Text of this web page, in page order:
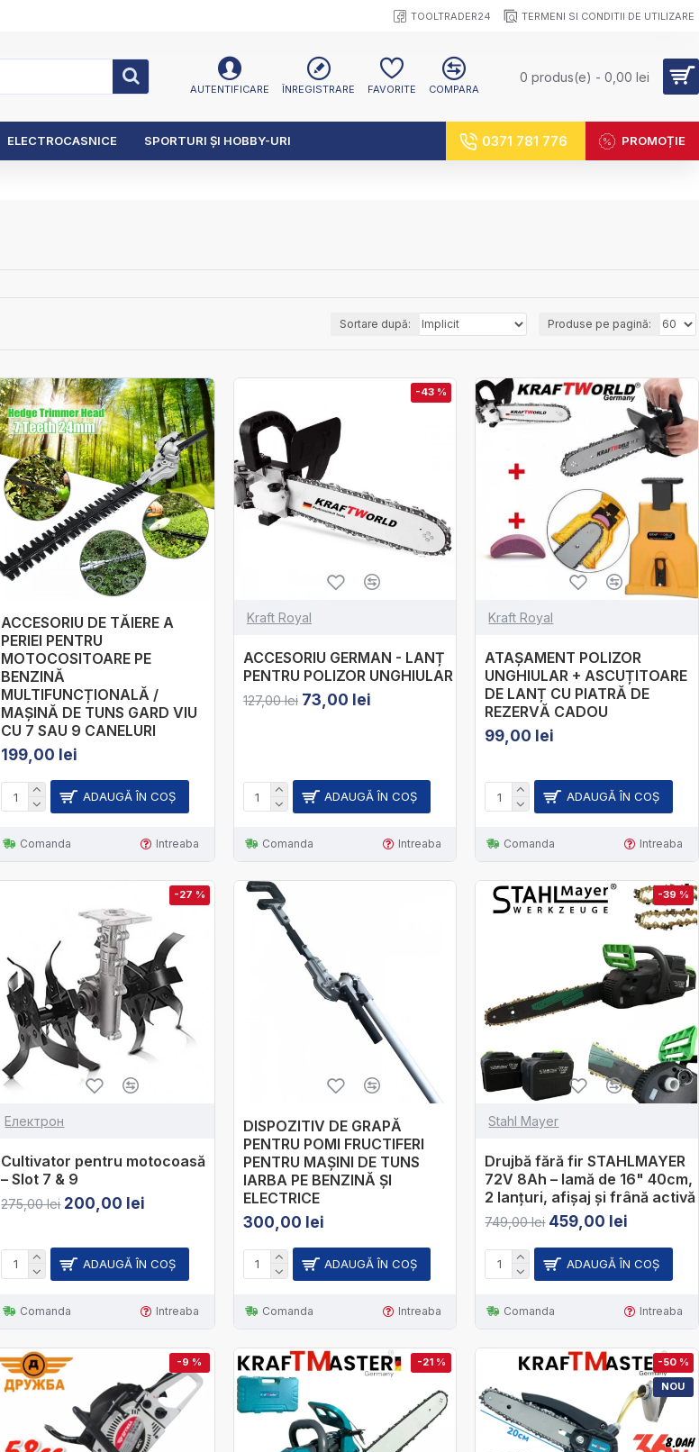
TOOLTRADER24 TERMENI SI CONDITII DE UTILIZARE
AUTENTIFICARE ÎNREGISTRARE FAVORITE COMPARA
0 produs(e) - 0,00 lei
ELECTROCASNICE SPORTURI ȘI HOBBY-URI 0371 781 776 PROMOȚIE
Sortare după: Produse pe pagină:
ACCESORIU DE TĂIERE A
PERIEI PENTRU
MOTOCOSITOARE PE
BENZINĂ
MULTIFUNCȚIONALĂ /
MAȘINĂ DE TUNS GARD VIU
CU 7 SAU 9 CANELURI
199,00 lei
ADAUGĂ ÎN COŞ
Comanda Intreaba
-43 %
Kraft Royal
ACCESORIU GERMAN - LANȚ
PENTRU POLIZOR UNGHIULAR
127,00 lei 73,00 lei
ADAUGĂ ÎN COŞ
Comanda Intreaba
Kraft Royal
ATAȘAMENT POLIZOR
UNGHIULAR + ASCUȚITOARE
DE LANȚ CU PIATRĂ DE
REZERVĂ CADOU
99,00 lei
ADAUGĂ ÎN COŞ
Comanda Intreaba
-27 %
Електрон
Cultivator pentru motocoasă
– Slot 7 & 9
275,00 lei 200,00 lei
ADAUGĂ ÎN COŞ
Comanda Intreaba
DISPOZITIV DE GRAPĂ
PENTRU POMI FRUCTIFERI
PENTRU MAȘINI DE TUNS
IARBA PE BENZINĂ ȘI
ELECTRICE
300,00 lei
ADAUGĂ ÎN COŞ
Comanda Intreaba
-39 %
Stahl Mayer
Drujbă fără fir STAHLMAYER
72V 8Ah – lamă de 16" 40cm,
2 lanțuri, afișaj și frână activă
749,00 lei 459,00 lei
ADAUGĂ ÎN COŞ
Comanda Intreaba
-9 % -21 %
NOU
-50 %